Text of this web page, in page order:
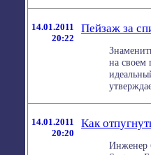
14.01.2011
20:22
Пейзаж за
на своем
14.01.2011
20:20
Как
Инженер